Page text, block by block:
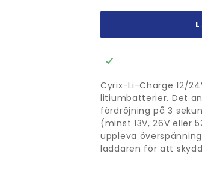
Cyrix-Li-Charge 12/
litiumbatterier. Det
fördröjning på 3
(minst 13V, 26V eller
uppleva
laddaren för att